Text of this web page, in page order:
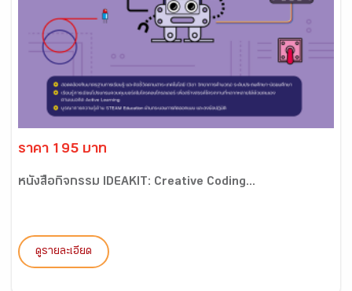
ราคา 195 บาท
หนังสือกิจกรรม IDEAKIT: Creative Coding...
ดูรายละเอียด